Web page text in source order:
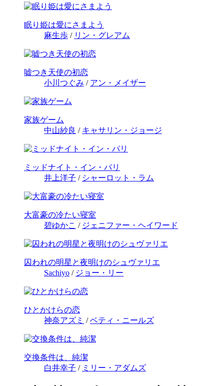
眠り姫は愛にさまよう
麻生歩 / リン・グレアム
嘘つき天使の初恋
小川つぐみ / アン・メイザー
家族ゲーム
中山紗良 / キャサリン・ジョージ
ミッドナイト・イン・パリ
井上洋子 / シャーロット・ラム
大富豪の冷たい寝室
碧ゆかこ / ジェニファー・ヘイワード
囚われの明星と夜明けのシュヴァリエ
Sachiyo / ジョー・リー
ひとかけらの恋
神奈アズミ /ベティ・ニールズ
交換条件は、純潔
白井幸子 / ミリー・アダムズ